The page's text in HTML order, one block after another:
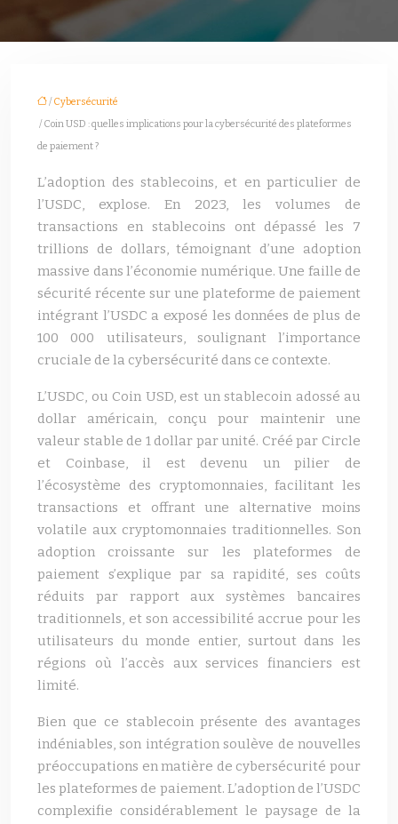
/Cybersécurité
/ Coin USD : quelles implications pour la cybersécurité des plateformes
de paiement ?
L’adoption des stablecoins, et en particulier de
l’USDC, explose. En 2023, les volumes de
transactions en stablecoins ont dépassé les 7
trillions de dollars, témoignant d’une adoption
massive dans l’économie numérique. Une faille de
sécurité récente sur une plateforme de paiement
intégrant l’USDC a exposé les données de plus de
100 000 utilisateurs, soulignant l’importance
cruciale de la cybersécurité dans ce contexte.
L’USDC, ou Coin USD, est un stablecoin adossé au
dollar américain, conçu pour maintenir une
valeur stable de 1 dollar par unité. Créé par Circle
et Coinbase, il est devenu un pilier de
l’écosystème des cryptomonnaies, facilitant les
transactions et offrant une alternative moins
volatile aux cryptomonnaies traditionnelles. Son
adoption croissante sur les plateformes de
paiement s’explique par sa rapidité, ses coûts
réduits par rapport aux systèmes bancaires
traditionnels, et son accessibilité accrue pour les
utilisateurs du monde entier, surtout dans les
régions où l’accès aux services financiers est
limité.
Bien que ce stablecoin présente des avantages
indéniables, son intégration soulève de nouvelles
préoccupations en matière de cybersécurité pour
les plateformes de paiement. L’adoption de l’USDC
complexifie considérablement le paysage de la